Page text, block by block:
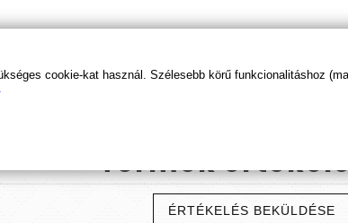
Termék
ÉRTÉKELÉS BEKÜLDÉSE
cookie-kat használ. Szélesebb körű funkcionalitáshoz